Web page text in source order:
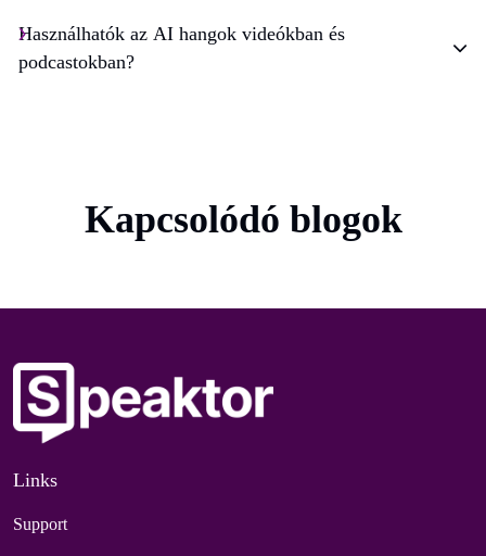
Használhatók az AI hangok videókban és
podcastokban?
Kapcsolódó blogok
Links
Support